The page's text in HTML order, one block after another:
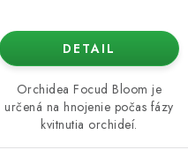
DETAIL
Orchidea Focud Bloom je
určená na hnojenie počas fázy
kvitnutia orchideí.